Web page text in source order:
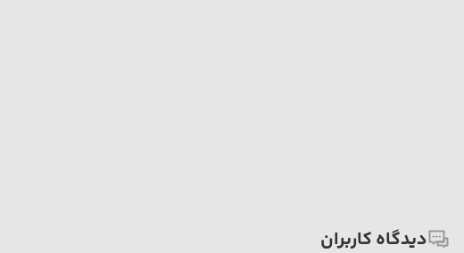
دیدگاه کاربران